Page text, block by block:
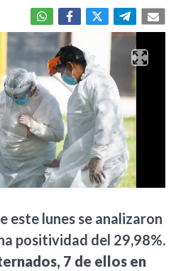
este lunes se analizaron
positividad del 29,98%.
7 de ellos en